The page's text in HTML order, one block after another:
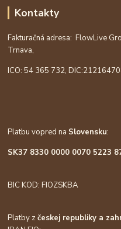
Kontakty
Fakturačná adresa: FlowLive
Trnava,
ICO: 54 365 732, DIC:
Platbu vopred na Slovensku:
SK37 8330
BIC KOD: FIOZSKBA
Platby zčeskej republiky a